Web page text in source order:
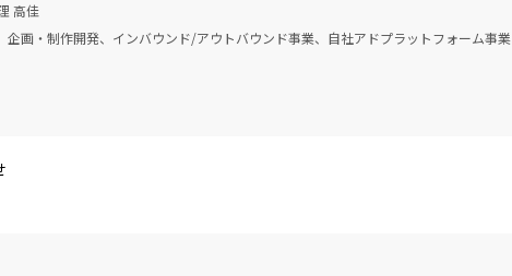
高佳
企画・制作開発、インバウンド/アウトバウンド事業、自社アドプラットフォーム事業